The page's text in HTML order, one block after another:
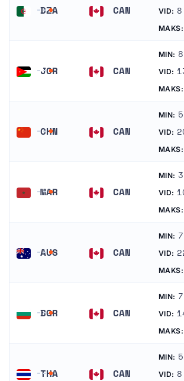
DZA CAN VID:
MAKS:
JOR CAN
MIN:
VID:
MAKS:
CHN CAN
MIN:
VID:
MAKS:
MAR CAN
MIN:
VID:
MAKS:
AUS CAN
MIN:
VID:
MAKS:
BGR CAN
MIN:
VID:
MAKS:
THA CAN
MIN:
VID: